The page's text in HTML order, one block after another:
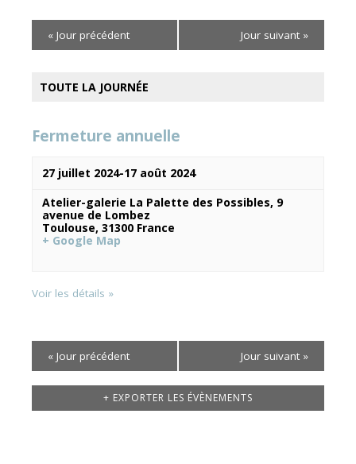
navigation
de
vues
Évènements
de
vues
« Jour précédent Jour suivant »
TOUTE LA JOURNÉE
Fermeture annuelle
27 juillet 2024-17 août 2024
Atelier-galerie La Palette des Possibles, 9
avenue de Lombez
Toulouse, 31300 France
+ Google Map
Voir les détails »
« Jour précédent Jour suivant »
+ EXPORTER LES ÉVÈNEMENTS